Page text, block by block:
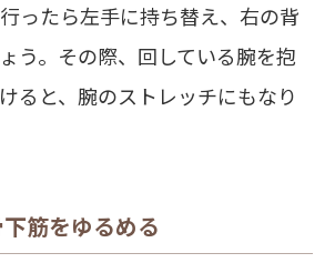
ったら左手に持ち替え、右の背
う。その際、回している腕を抱
ると、腕のストレッチにもなり
筋をゆるめる